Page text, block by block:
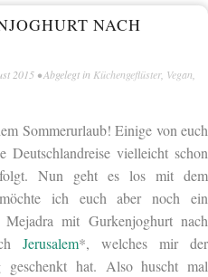
NACH
2015 • Abgelegt in Küchengeflüster, Vegan
Sommerurlaub! Einige von euch
Deutschlandreise vielleicht schon
Nun geht es los mit dem
ich euch aber noch ein
Mejadra mit Gurkenjoghurt nach
Jerusalem*, welches mir der
geschenkt hat. Also huscht mal